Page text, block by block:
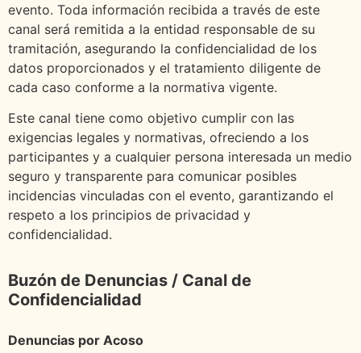
evento. Toda información recibida a través de este
canal será remitida a la entidad responsable de su
tramitación, asegurando la confidencialidad de los
datos proporcionados y el tratamiento diligente de
cada caso conforme a la normativa vigente.
Este canal tiene como objetivo cumplir con las
exigencias legales y normativas, ofreciendo a los
participantes y a cualquier persona interesada un medio
seguro y transparente para comunicar posibles
incidencias vinculadas con el evento, garantizando el
respeto a los principios de privacidad y
confidencialidad.
Buzón de Denuncias / Canal de
Confidencialidad
Denuncias por Acoso